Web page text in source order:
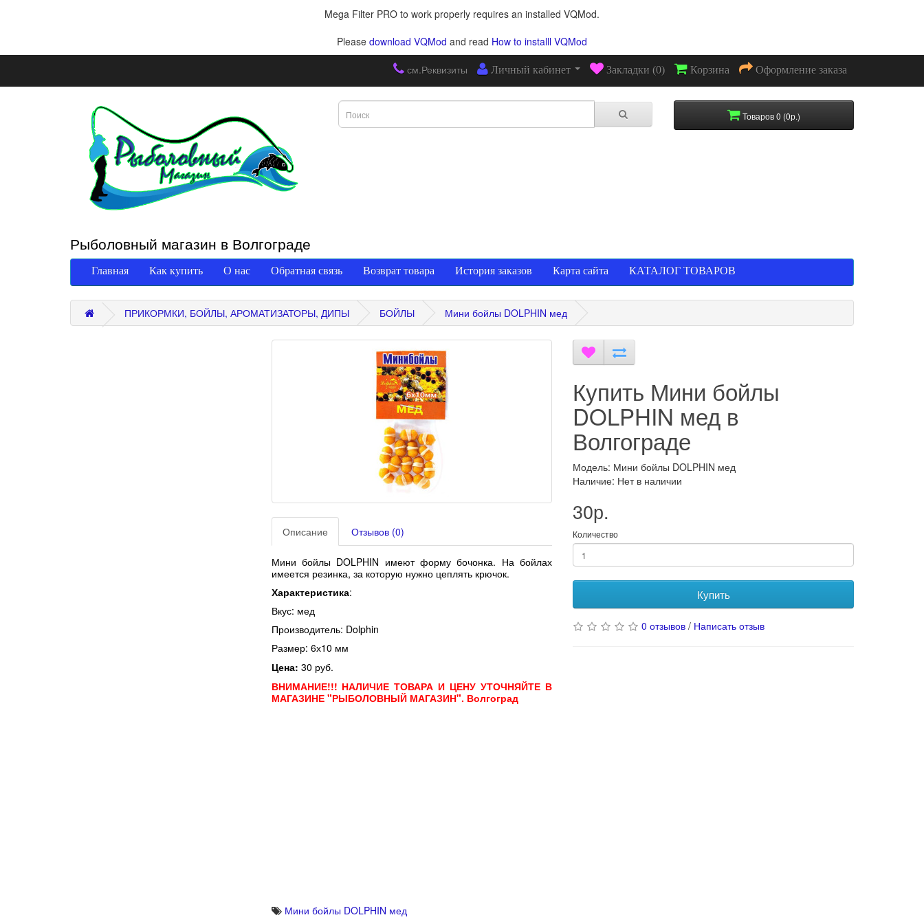
Mega Filter PRO to work properly requires an installed VQMod.
Please download VQMod and read How to installl VQMod
см.Реквизиты Личный кабинет Закладки (0) Корзина Оформление заказа
Товаров 0 (0р.)
Рыболовный магазин в Волгограде
Главная Как купить О нас Обратная связь Возврат товара История заказов Карта сайта КАТАЛОГ ТОВАРОВ
ПРИКОРМКИ, БОЙЛЫ, АРОМАТИЗАТОРЫ, ДИПЫ БОЙЛЫ Мини бойлы DOLPHIN мед
Описание Отзывов (0)
Мини бойлы DOLPHIN имеют форму бочонка. На бойлах
имеется резинка, за которую нужно цеплять крючок.
Характеристика:
Вкус: мед
Производитель: Dolphin
Размер: 6х10 мм
Цена: 30 руб.
ВНИМАНИЕ!!! НАЛИЧИЕ ТОВАРА И ЦЕНУ УТОЧНЯЙТЕ В
МАГАЗИНЕ "РЫБОЛОВНЫЙ МАГАЗИН". Волгоград
Купить Мини бойлы
DOLPHIN мед в
Волгограде
Модель: Мини бойлы DOLPHIN мед
Наличие: Нет в наличии
30р.
Количество
Купить
0 отзывов / Написать отзыв
Мини бойлы DOLPHIN мед